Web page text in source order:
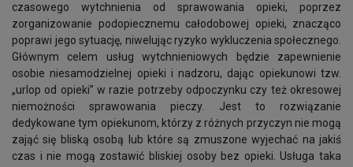
czasowego wytchnienia od sprawowania opieki, poprzez
zorganizowanie podopiecznemu całodobowej opieki, znacząco
poprawi jego sytuację, niwelując ryzyko wykluczenia społecznego.
Głównym celem usług wytchnieniowych będzie zapewnienie
osobie niesamodzielnej opieki i nadzoru, dając opiekunowi tzw.
„urlop od opieki” w razie potrzeby odpoczynku czy też okresowej
niemożności sprawowania pieczy. Jest to rozwiązanie
dedykowane tym opiekunom, którzy z różnych przyczyn nie mogą
zająć się bliską osobą lub które są zmuszone wyjechać na jakiś
czas i nie mogą zostawić bliskiej osoby bez opieki. Usługa taka